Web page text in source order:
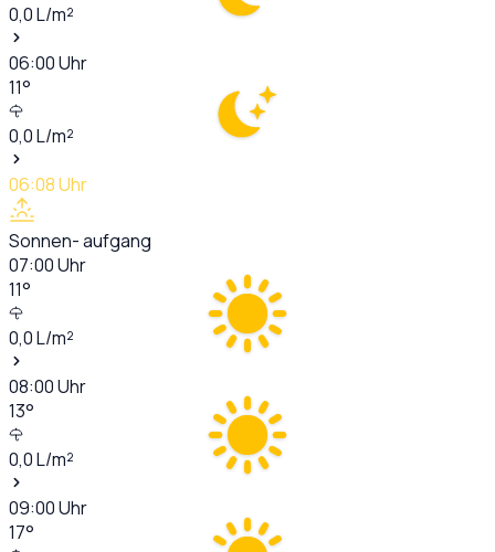
0,0L/m²
06:00Uhr
11°
0,0L/m²
06:08Uhr
Sonnen- aufgang
07:00Uhr
11°
0,0L/m²
08:00Uhr
13°
0,0L/m²
09:00Uhr
17°